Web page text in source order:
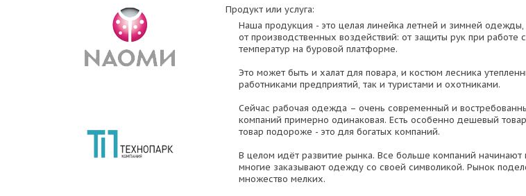
Продукт или услуга:
Наша продукция - это целая линейка летней и зимней
от производственных воздействий: от защиты рук при работе
температур на буровой платформе.
Это может быть и халат для повара, и костюм лесника
работниками предприятий, так и туристами и охотниками.
Сейчас рабочая одежда – очень современный и
компаний примерно одинаковая. Есть особенно дешевый
товар подороже - это для богатых компаний.
В целом идёт развитие рынка. Все больше компаний начинают
многие заказывают одежду со своей символикой. Рынок
множество мелких.